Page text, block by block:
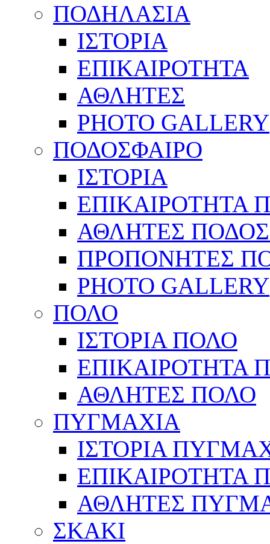
ΠΟΔΗΛΑΣΙΑ
ΙΣΤΟΡΙΑ
ΕΠΙΚΑΙΡΟΤΗΤΑ
ΑΘΛΗΤΕΣ
PHOTO GALLERY
ΠΟΔΟΣΦΑΙΡΟ
ΙΣΤΟΡΙΑ
ΕΠΙΚΑΙΡΟΤΗΤΑ
ΑΘΛΗΤΕΣ
ΠΡΟΠΟΝΗΤΕΣ
PHOTO GALLERY
ΠΟΛΟ
ΙΣΤΟΡΙΑ ΠΟΛΟ
ΕΠΙΚΑΙΡΟΤΗΤΑ
ΑΘΛΗΤΕΣ ΠΟΛΟ
ΠΥΓΜΑΧΙΑ
ΙΣΤΟΡΙΑ
ΕΠΙΚΑΙΡΟΤΗΤΑ
ΑΘΛΗΤΕΣ
ΣΚΑΚΙ